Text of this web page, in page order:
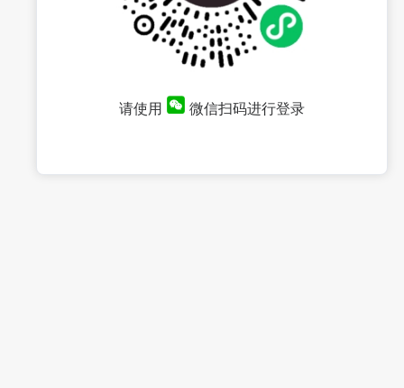
请使用 微信扫码进行登录